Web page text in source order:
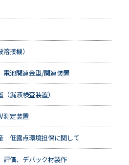
接機）
電池関連金型/関連装置
漏液検査装置）
測定装置
低露点環境担保に関して
価、デバック材製作